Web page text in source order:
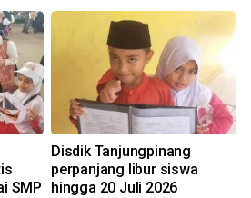
SMP
Disdik Tanjungpinang
perpanjang libur siswa
hingga 20 Juli 2026